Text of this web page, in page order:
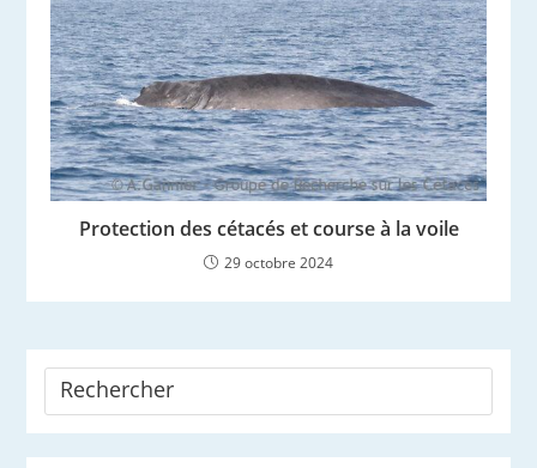
Protection des cétacés et course à la voile
29 octobre 2024